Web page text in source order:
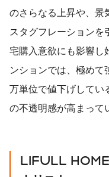
のさらなる上昇や、景
スタグフレーションを
宅購入意欲にも影響し
ンションでは、極め
万単位で値下げしてい
の不透明感が高まって
LIFULL